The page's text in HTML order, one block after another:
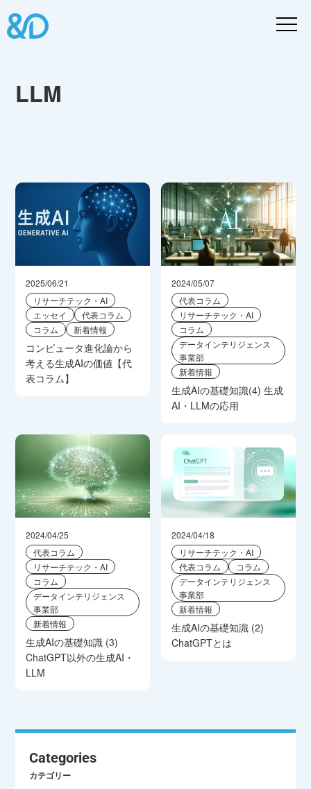
LLM
2025/06/21
リサーチテック・AI
エッセイ
代表コラム
コラム
新着情報
コンピュータ進化論から
考える生成AIの価値【代
表コラム】
2024/05/07
代表コラム
リサーチテック・AI
コラム
データインテリジェンス
事業部
新着情報
生成AIの基礎知識(4) 生成
AI・LLMの応用
2024/04/25
代表コラム
リサーチテック・AI
コラム
データインテリジェンス
事業部
新着情報
生成AIの基礎知識 (3)
ChatGPT以外の生成AI・
LLM
2024/04/18
リサーチテック・AI
代表コラム
コラム
データインテリジェンス
事業部
新着情報
生成AIの基礎知識 (2)
ChatGPTとは
Categories
カテゴリー